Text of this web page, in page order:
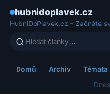
hubnidoplavek.cz
HubniDoPlavek.cz – Začněte
Domů Archiv Témata